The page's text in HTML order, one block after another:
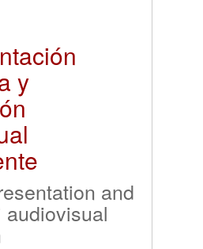
y
and
audiovisual